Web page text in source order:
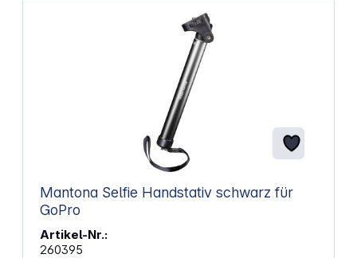
Mantona Selfie Handstativ schwarz für
GoPro
Artikel-Nr.:
260395